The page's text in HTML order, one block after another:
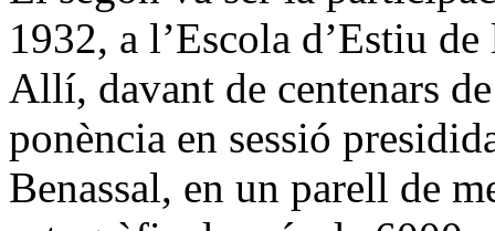
1932, a l’Escola d’Estiu
Allí, davant de centenars
ponència en sessió
Benassal, en un parell de